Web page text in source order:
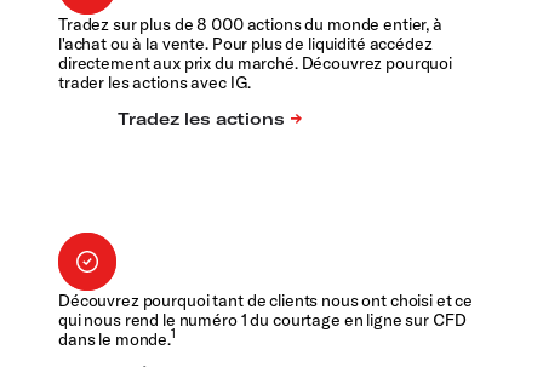
Tradez sur plus de 8 000 actions du monde entier, à
l'achat ou à la vente. Pour plus de liquidité accédez
directement aux prix du marché. Découvrez pourquoi
trader les actions avec IG.
Découvrez pourquoi tant de clients nous ont choisi et ce
qui nous rend le numéro 1 du courtage en ligne sur CFD
dans le monde.1